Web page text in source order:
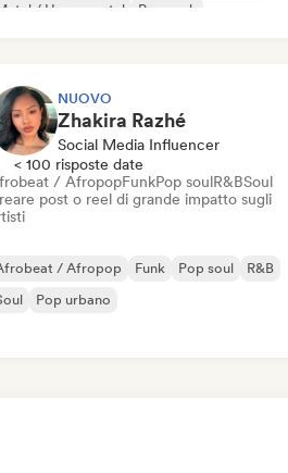
/ Heavy metal
Pop rock
NUOVO
Zhakira Razhé
Social Media Influencer
< 100 risposte date
/ AfropopFunkPop soulR&BSoul
post o reel di grande impatto sugli
/ Afropop Funk Pop soul
R&B
Pop urbano